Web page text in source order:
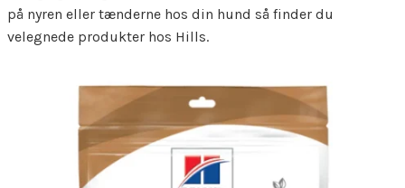
på nyren eller tænderne hos din hund så finder du
velegnede produkter hos Hills.